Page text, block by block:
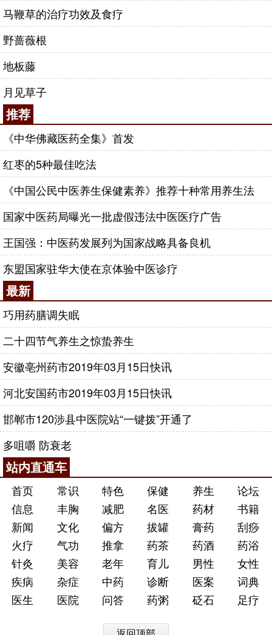
马鞭草的治疗功效及食疗
野蔷薇根
地板藤
月见草子
推荐
《中华佛藏医药全集》首发
红枣的5种最佳吃法
《中国公民中医养生保健素养》推荐十种常用养生法
国家中医药局曝光一批虚假违法中医医疗广告
王国强：中医药发展列为国家战略具备良机
东盟国家驻华大使在京体验中医诊疗
最新
巧用药膳调失眠
二十四节气养生之惊蛰养生
安徽亳州药市2019年03月15日快讯
河北安国药市2019年03月15日快讯
邯郸市120涉县中医院站“一键拨”开通了
多咀嚼 防衰老
站内直通车
首页 常识 特色 保健 养生
论坛
信息
丰胸 减肥 名医 药材
书籍
新闻
文化 偏方 拔罐 膏药
刮痧
火疗
气功 推拿 药茶 药酒
药浴
针灸
美容 老年 育儿 男性
女性
疾病
杂症 中药 诊断 医案
词典
医生
医院 问答 药粥 砭石 足疗